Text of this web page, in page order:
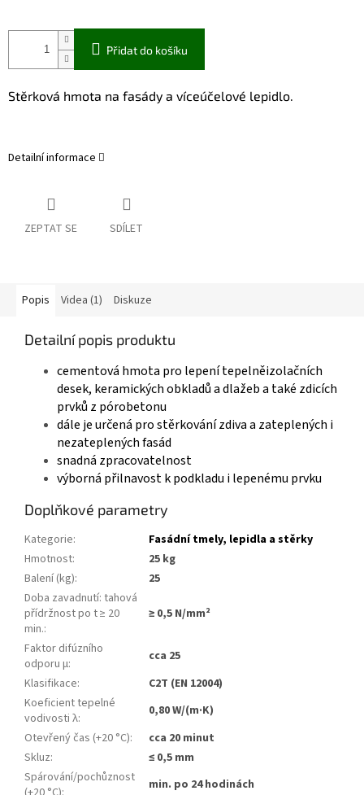
Přidat do košíku
Stěrková hmota na fasády a víceúčelové lepidlo.
Detailní informace
ZEPTAT SE SDÍLET
Popis Videa (1) Diskuze
Detailní popis produktu
cementová hmota pro lepení tepelněizolačních
desek, keramických obkladů a dlažeb a také zdicích
prvků z pórobetonu
dále je určená pro stěrkování zdiva a zateplených i
nezateplených fasád
snadná zpracovatelnost
výborná přilnavost k podkladu i lepenému prvku
Doplňkové parametry
Kategorie:
Fasádní tmely, lepidla a stěrky
Hmotnost:
25 kg
Balení (kg):
25
Doba zavadnutí: tahová
přídržnost po t ≥ 20
min.:
≥ 0,5 N/mm²
Faktor difúzního
odporu μ:
cca 25
Klasifikace:
C2T (EN 12004)
Koeficient tepelné
vodivosti λ:
0,80 W/(m·K)
Otevřený čas (+20 °C):
cca 20 minut
Skluz:
≤ 0,5 mm
Spárování/pochůznost
min. po 24 hodinách